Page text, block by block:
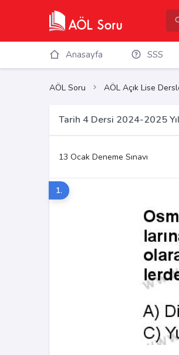
Anasayfa SSS
AÖL Soru AÖL Açık Lise
Tarih 4 Dersi 2024-2025
13 Ocak Deneme Sınavı
1.